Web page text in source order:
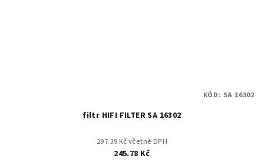
filtr HIFI FILTER SA 16302
297.39 Kč včetně DPH
245.78 Kč
KÓD: SA 16302